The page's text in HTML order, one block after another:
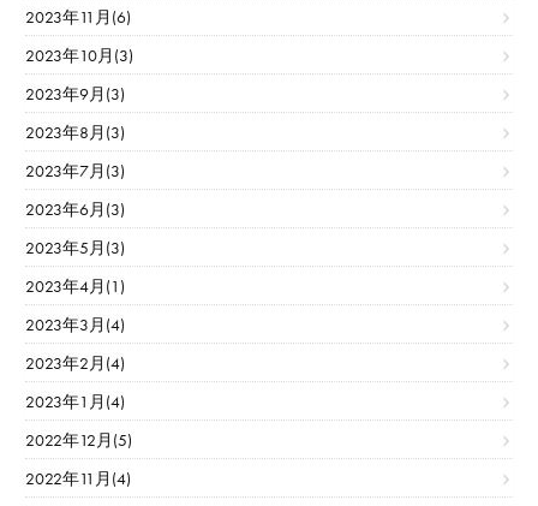
2023年11月(6)
2023年10月(3)
2023年9月(3)
2023年8月(3)
2023年7月(3)
2023年6月(3)
2023年5月(3)
2023年4月(1)
2023年3月(4)
2023年2月(4)
2023年1月(4)
2022年12月(5)
2022年11月(4)